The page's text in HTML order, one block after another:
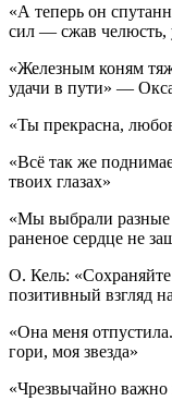
«А теперь он
сил — сжав челюсть,
«Железным коням
удачи в пути» —
«Ты прекрасна,
«Всё так же
твоих глазах»
«Мы выбрали разные
раненое сердце не
О. Кель:
позитивный взгляд
«Она меня
гори, моя звезда»
«Чрезвычайно